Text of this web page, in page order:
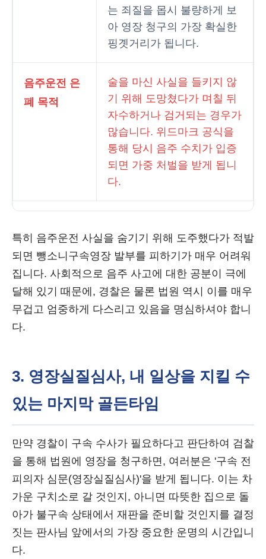
는 죄질을 몹시 불량하게 보
아 영장 청구의 가장 확실한
핑곗거리가 됩니다.
음주운전 은
폐 목적
술을 마신 사실을 들키지 않
기 위해 도망쳤다가 며칠 뒤
자수하거나 검거되는 경우가
많습니다. 위드마크 공식을
통해 당시 음주 수치가 입증
되면 가중 처벌을 받게 됩니
다.
특히 음주운전 사실을 숨기기 위해 도주했다가 적발
되면 뺑소니구속영장 발부를 피하기가 매우 어려워
집니다. 사회적으로 음주 사고에 대한 공분이 극에
달해 있기 때문에, 경찰은 물론 법원 역시 이를 매우
무겁고 엄중하게 다스리고 있음을 명심하셔야 합니
다.
3. 영장실질심사, 내 일상을 지킬 수
있는 마지막 골든타임
만약 경찰이 구속 수사가 필요하다고 판단하여 검찰
을 통해 법원에 영장을 청구하면, 여러분은 '구속 전
피의자 심문(영장실질심사)'을 받게 됩니다. 이는 차
가운 구치소로 갈 것인지, 아니면 따뜻한 집으로 돌
아가 불구속 상태에서 재판을 준비할 것인지를 결정
짓는 판사님 앞에서의 가장 중요한 운명의 시간입니
다.